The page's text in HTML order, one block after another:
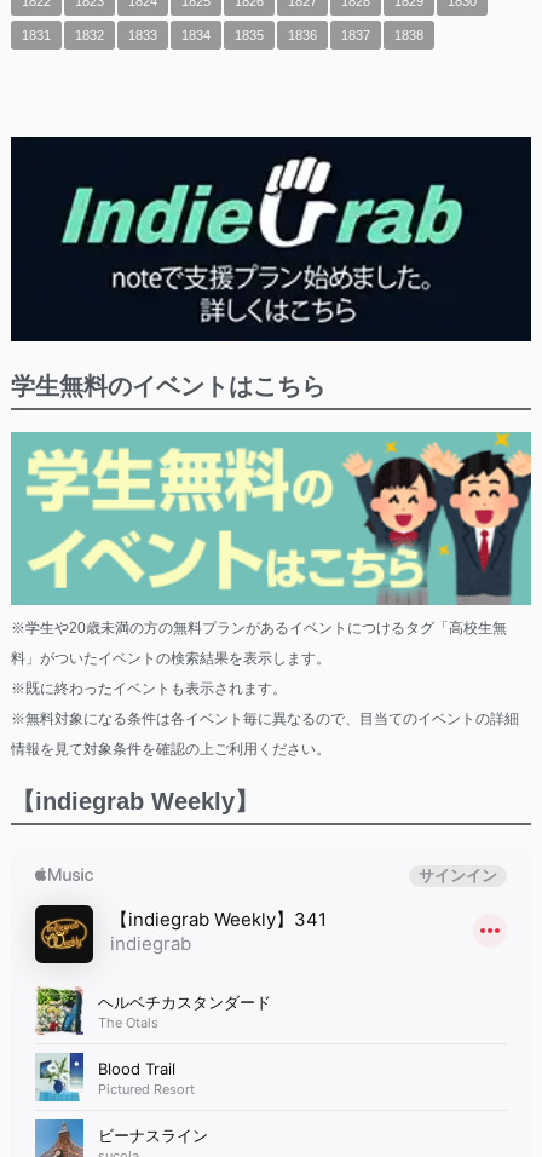
1831 1832 1833 1834 1835 1836 1837 1838
学生無料のイベントはこちら
※学生や20歳未満の方の無料プランがあるイベントにつけるタグ「高校生無
料」がついたイベントの検索結果を表示します。
※既に終わったイベントも表示されます。
※無料対象になる条件は各イベント毎に異なるので、目当てのイベントの詳細
情報を見て対象条件を確認の上ご利用ください。
【indiegrab Weekly】